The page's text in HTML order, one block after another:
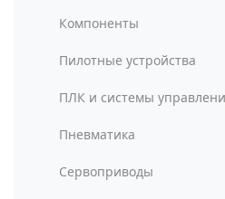
Компоненты
Пилотные устройства
ПЛК и системы
Пневматика
Сервоприводы